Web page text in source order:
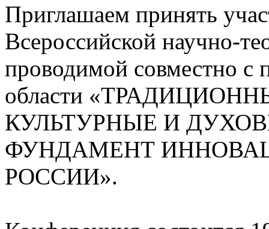
Приглашаем принять
Всероссийской научно-
проводимой совместно с
области
КУЛЬТУРНЫЕ И
ФУНДАМЕНТ
РОССИИ».